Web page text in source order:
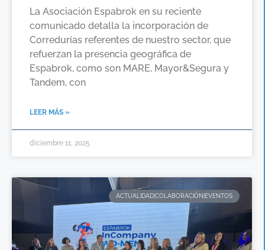
La Asociación Espabrok en su reciente
comunicado detalla la incorporación de
Corredurías referentes de nuestro sector, que
refuerzan la presencia geográfica de
Espabrok, como son MARE, Mayor&Segura y
Tandem, con
LEER MÁS »
diciembre 11, 2025
ACTUALIDAD|COLABORACIÓN|EVENTOS